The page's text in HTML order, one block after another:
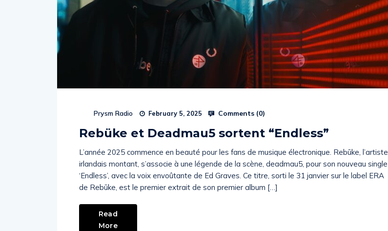
Prysm Radio February 5, 2025 Comments (0)
Rebüke et Deadmau5 sortent “Endless”
L’année 2025 commence en beauté pour les fans de musique électronique. Rebūke, l’artiste
irlandais montant, s’associe à une légende de la scène, deadmau5, pour son nouveau single
‘Endless’, avec la voix envoûtante de Ed Graves. Ce titre, sorti le 31 janvier sur le label ERA
de Rebūke, est le premier extrait de son premier album […]
Read
More